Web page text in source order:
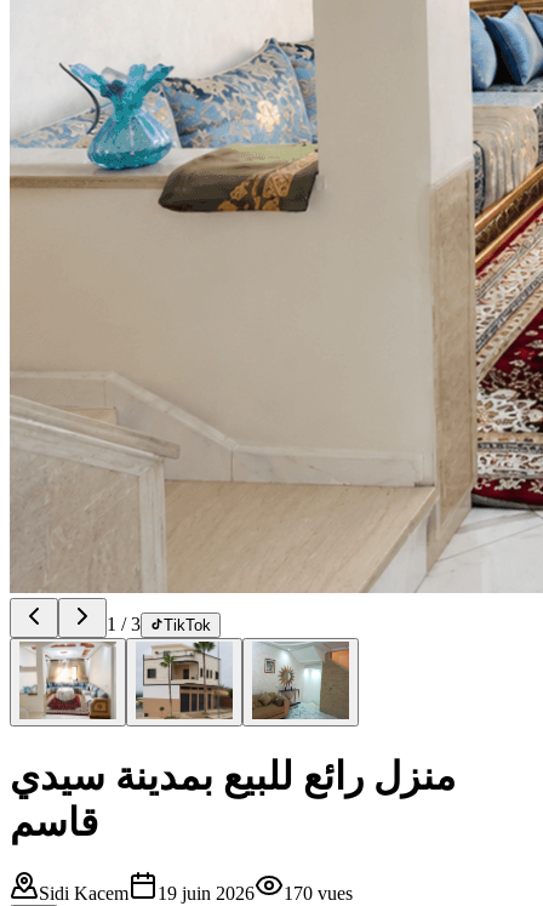
1 /3 TikTok
منزل رائع للبيع بمدينة سيدي
قاسم
Sidi Kacem 19 juin 2026 170 vues